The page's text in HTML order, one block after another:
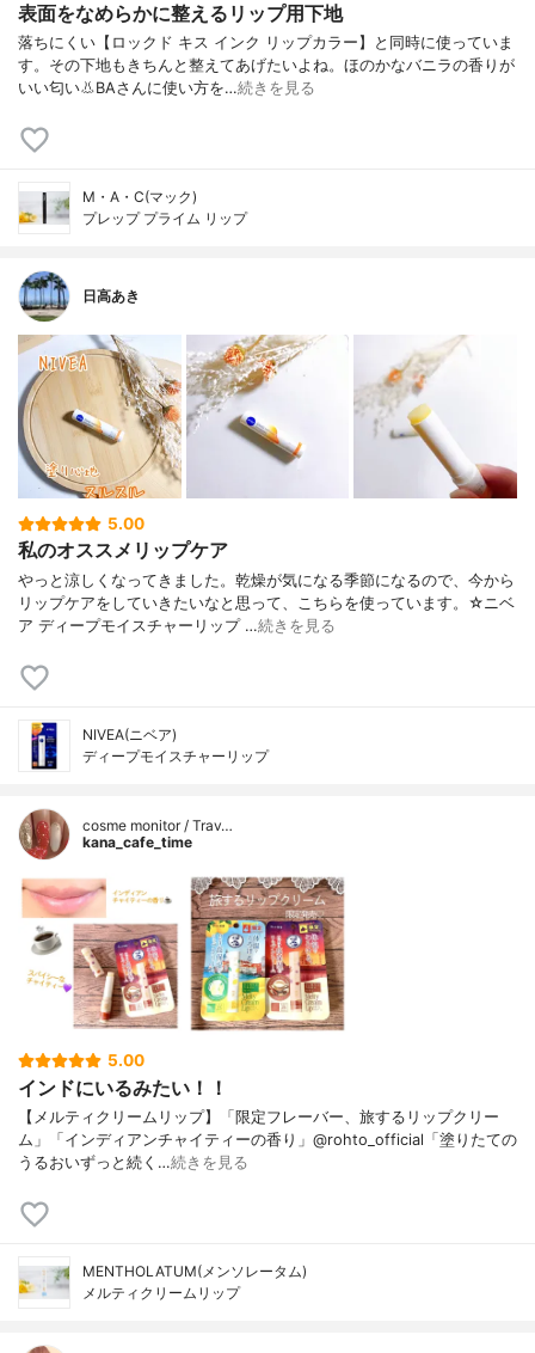
表面をなめらかに整えるリップ用下地
落ちにくい【ロックド キス インク リップカラー】と同時に使っていま
す。その下地もきちんと整えてあげたいよね。ほのかなバニラの香りが
いい匂い👃BAさんに使い方を…続きを見る
M・A・C(マック)
プレップ プライム リップ
日高あき
5.00
私のオススメリップケア
やっと涼しくなってきました。乾燥が気になる季節になるので、今から
リップケアをしていきたいなと思って、こちらを使っています。☆ニベ
ア ディープモイスチャーリップ …続きを見る
NIVEA(ニベア)
ディープモイスチャーリップ
cosme monitor / Trav…
kana_cafe_time
5.00
インドにいるみたい！！
【メルティクリームリップ】「限定フレーバー、旅するリップクリー
ム」「インディアンチャイティーの香り」@rohto_official「塗りたての
うるおいずっと続く…続きを見る
MENTHOLATUM(メンソレータム)
メルティクリームリップ